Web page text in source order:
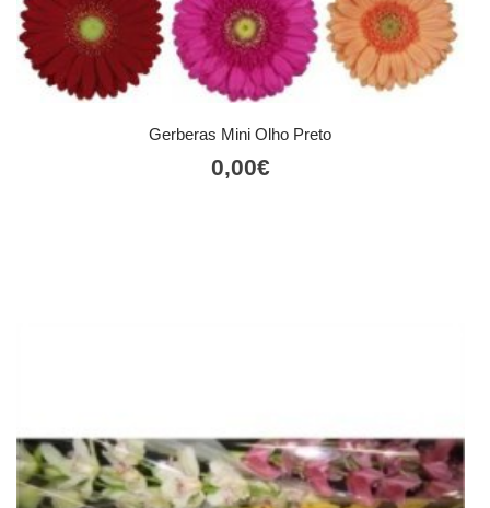
Gerberas Mini Olho Preto
0,00€